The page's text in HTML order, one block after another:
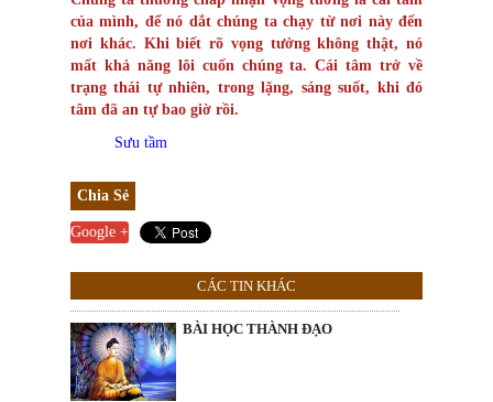
của mình, để nó dắt chúng ta chạy từ nơi này đến
nơi khác. Khi biết rõ vọng tưởng không thật, nó
mất khả năng lôi cuốn chúng ta. Cái tâm trở về
trạng thái tự nhiên, trong lặng, sáng suốt, khi đó
tâm đã an tự bao giờ rồi.
Sưu tầm
Chia Sẻ
Google +
CÁC TIN KHÁC
BÀI HỌC THÀNH ĐẠO